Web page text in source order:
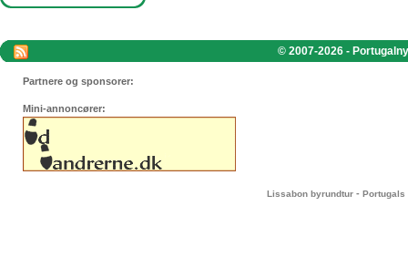
© 2007-2026 -
Partnere og sponsorer:
Mini-annoncører:
Lissabon byrundtur - Portugals